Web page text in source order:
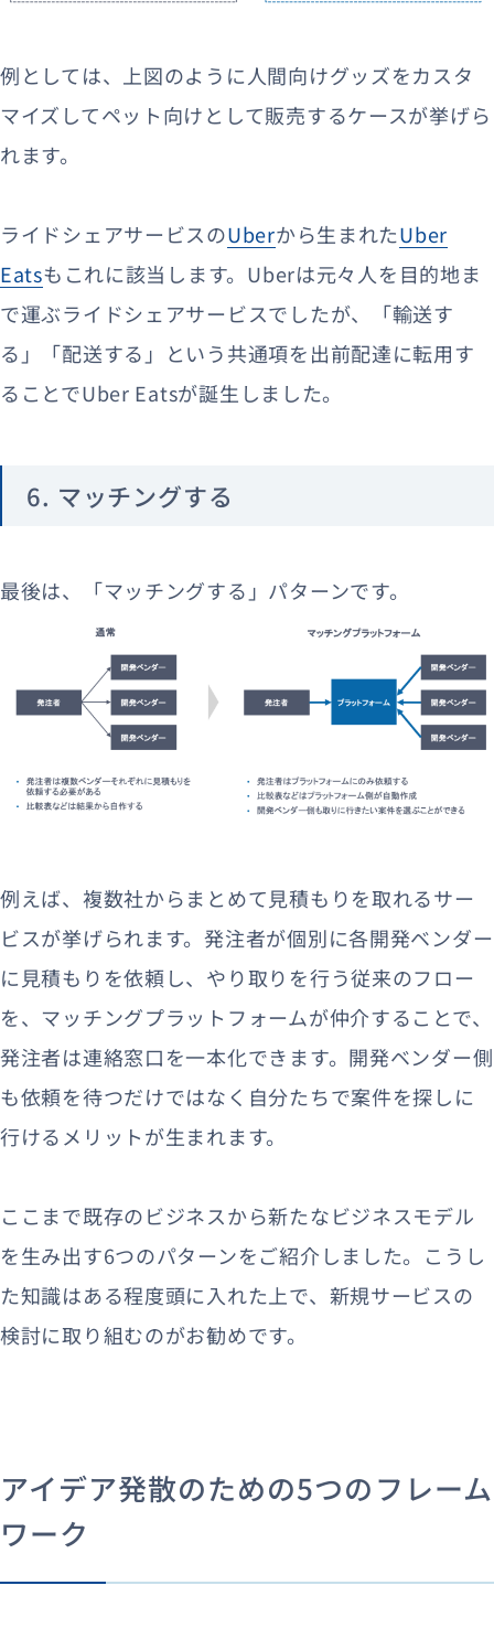
例としては、上図のように人間向けグッズをカスタ
マイズしてペット向けとして販売するケースが挙げら
れます。
ライドシェアサービスのUberから生まれたUber
Eatsもこれに該当します。Uberは元々人を目的地ま
で運ぶライドシェアサービスでしたが、「輸送す
る」「配送する」という共通項を出前配達に転用す
ることでUber Eatsが誕生しました。
6. マッチングする
最後は、「マッチングする」パターンです。
例えば、複数社からまとめて見積もりを取れるサー
ビスが挙げられます。発注者が個別に各開発ベンダー
に見積もりを依頼し、やり取りを行う従来のフロー
を、マッチングプラットフォームが仲介することで、
発注者は連絡窓口を一本化できます。開発ベンダー側
も依頼を待つだけではなく自分たちで案件を探しに
行けるメリットが生まれます。
ここまで既存のビジネスから新たなビジネスモデル
を生み出す6つのパターンをご紹介しました。こうし
た知識はある程度頭に入れた上で、新規サービスの
検討に取り組むのがお勧めです。
アイデア発散のための5つのフレーム
ワーク